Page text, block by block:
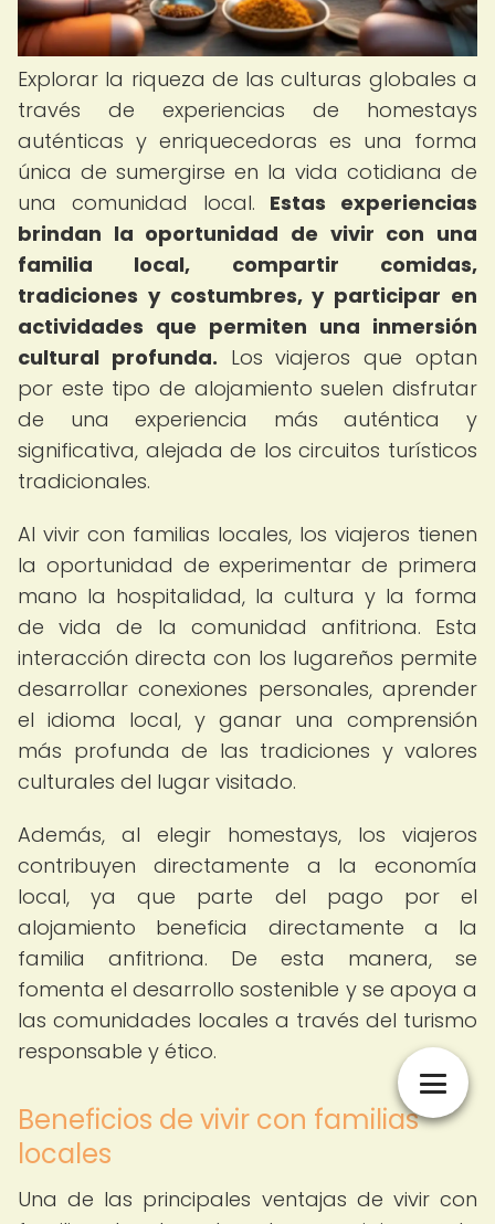
Explorar la riqueza de las culturas globales a
través de experiencias de homestays
auténticas y enriquecedoras es una forma
única de sumergirse en la vida cotidiana de
una comunidad local. Estas experiencias
brindan la oportunidad de vivir con una
familia local, compartir comidas,
tradiciones y costumbres, y participar en
actividades que permiten una inmersión
cultural profunda. Los viajeros que optan
por este tipo de alojamiento suelen disfrutar
de una experiencia más auténtica y
significativa, alejada de los circuitos turísticos
tradicionales.
Al vivir con familias locales, los viajeros tienen
la oportunidad de experimentar de primera
mano la hospitalidad, la cultura y la forma
de vida de la comunidad anfitriona. Esta
interacción directa con los lugareños permite
desarrollar conexiones personales, aprender
el idioma local, y ganar una comprensión
más profunda de las tradiciones y valores
culturales del lugar visitado.
Además, al elegir homestays, los viajeros
contribuyen directamente a la economía
local, ya que parte del pago por el
alojamiento beneficia directamente a la
familia anfitriona. De esta manera, se
fomenta el desarrollo sostenible y se apoya a
las comunidades locales a través del turismo
responsable y ético.
Beneficios de vivir con familias
locales
Una de las principales ventajas de vivir con